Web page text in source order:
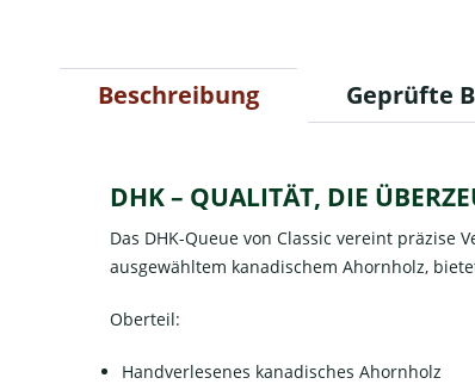
Beschreibung Geprüfte
DHK – QUALITÄT, DIE
Das DHK-Queue von Classic vereint
ausgewähltem kanadischem Ahornholz,
Oberteil:
Handverlesenes kanadisches Ahornholz